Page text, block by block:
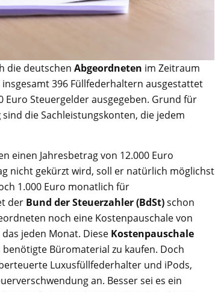
die deutschen Abgeordneten im Zeitraum
396 Füllfederhaltern ausgestattet
Euro Steuergelder ausgegeben. Grund für
sind die Sachleistungskonten, die jedem
einen Jahresbetrag von 12.000 Euro
nicht gekürzt wird, soll er natürlich möglichst
1.000 Euro monatlich für
der Bund der Steuerzahler (BdSt)schon
noch eine Kostenpauschale von
jeden Monat. Diese Kostenpauschale
Büromaterial zu kaufen. Doch
Luxusfüllfederhalter und iPods,
an. Besser sei es ein